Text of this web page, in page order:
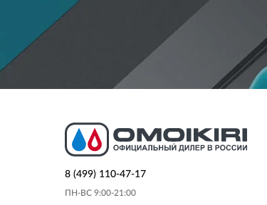
8 (499) 110-47-17
ПН-ВС 9:00-21:00